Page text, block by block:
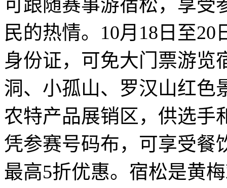
可跟随赛事游宿松，享受
民的热情。10月18日至
身份证，可免大门票游览
洞、小孤山、罗汉山红色
农特产品展销区，供选手
凭参赛号码布，可享受餐
最高5折优惠。宿松是黄